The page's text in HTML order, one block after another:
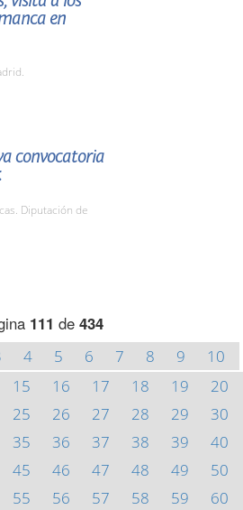
en
convocatoria
Diputación de
111 de 434
4 5 6 7 8 9
10
15 16 17 18 19
20
25 26 27 28 29
30
35 36 37 38 39
40
45 46 47 48 49
50
55 56 57 58 59
60